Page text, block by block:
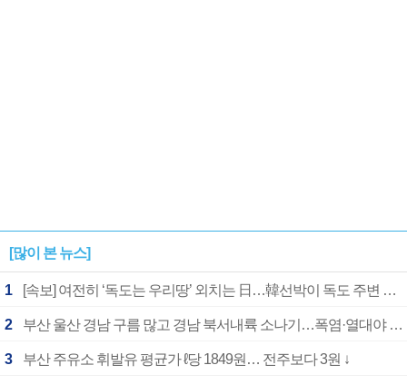
[많이 본 뉴스]
1 [속보] 여전히 ‘독도는 우리땅’ 외치는 日…韓선박이 독도 주변 해양조사 활동하자 반발
2 부산 울산 경남 구름 많고 경남 북서내륙 소나기…폭염·열대야 계속
3 부산 주유소 휘발유 평균가 ℓ당 1849원… 전주보다 3원 ↓